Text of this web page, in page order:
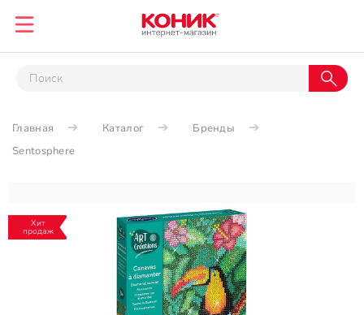
Главная Каталог
Бренды
Sentosphere
Хит
продаж